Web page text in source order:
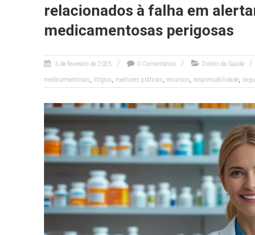
relacionados à falha em
medicamentosas perigosas
3 de fevereiro de 2025 0 Comentários Direito da Saúde
medicamentosas, litígios, melhores práticas, recursos, responsabilidade,